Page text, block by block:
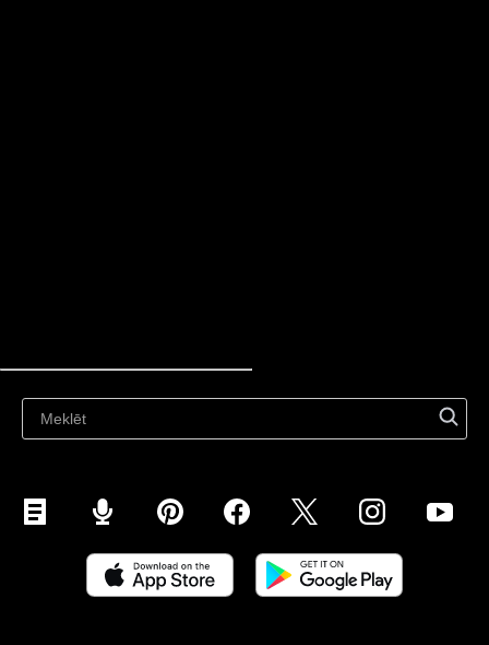
Pārdod tīmekļa vietnē
Pārdodiet TikTok
Pārdod Facebook
Pārdod Google